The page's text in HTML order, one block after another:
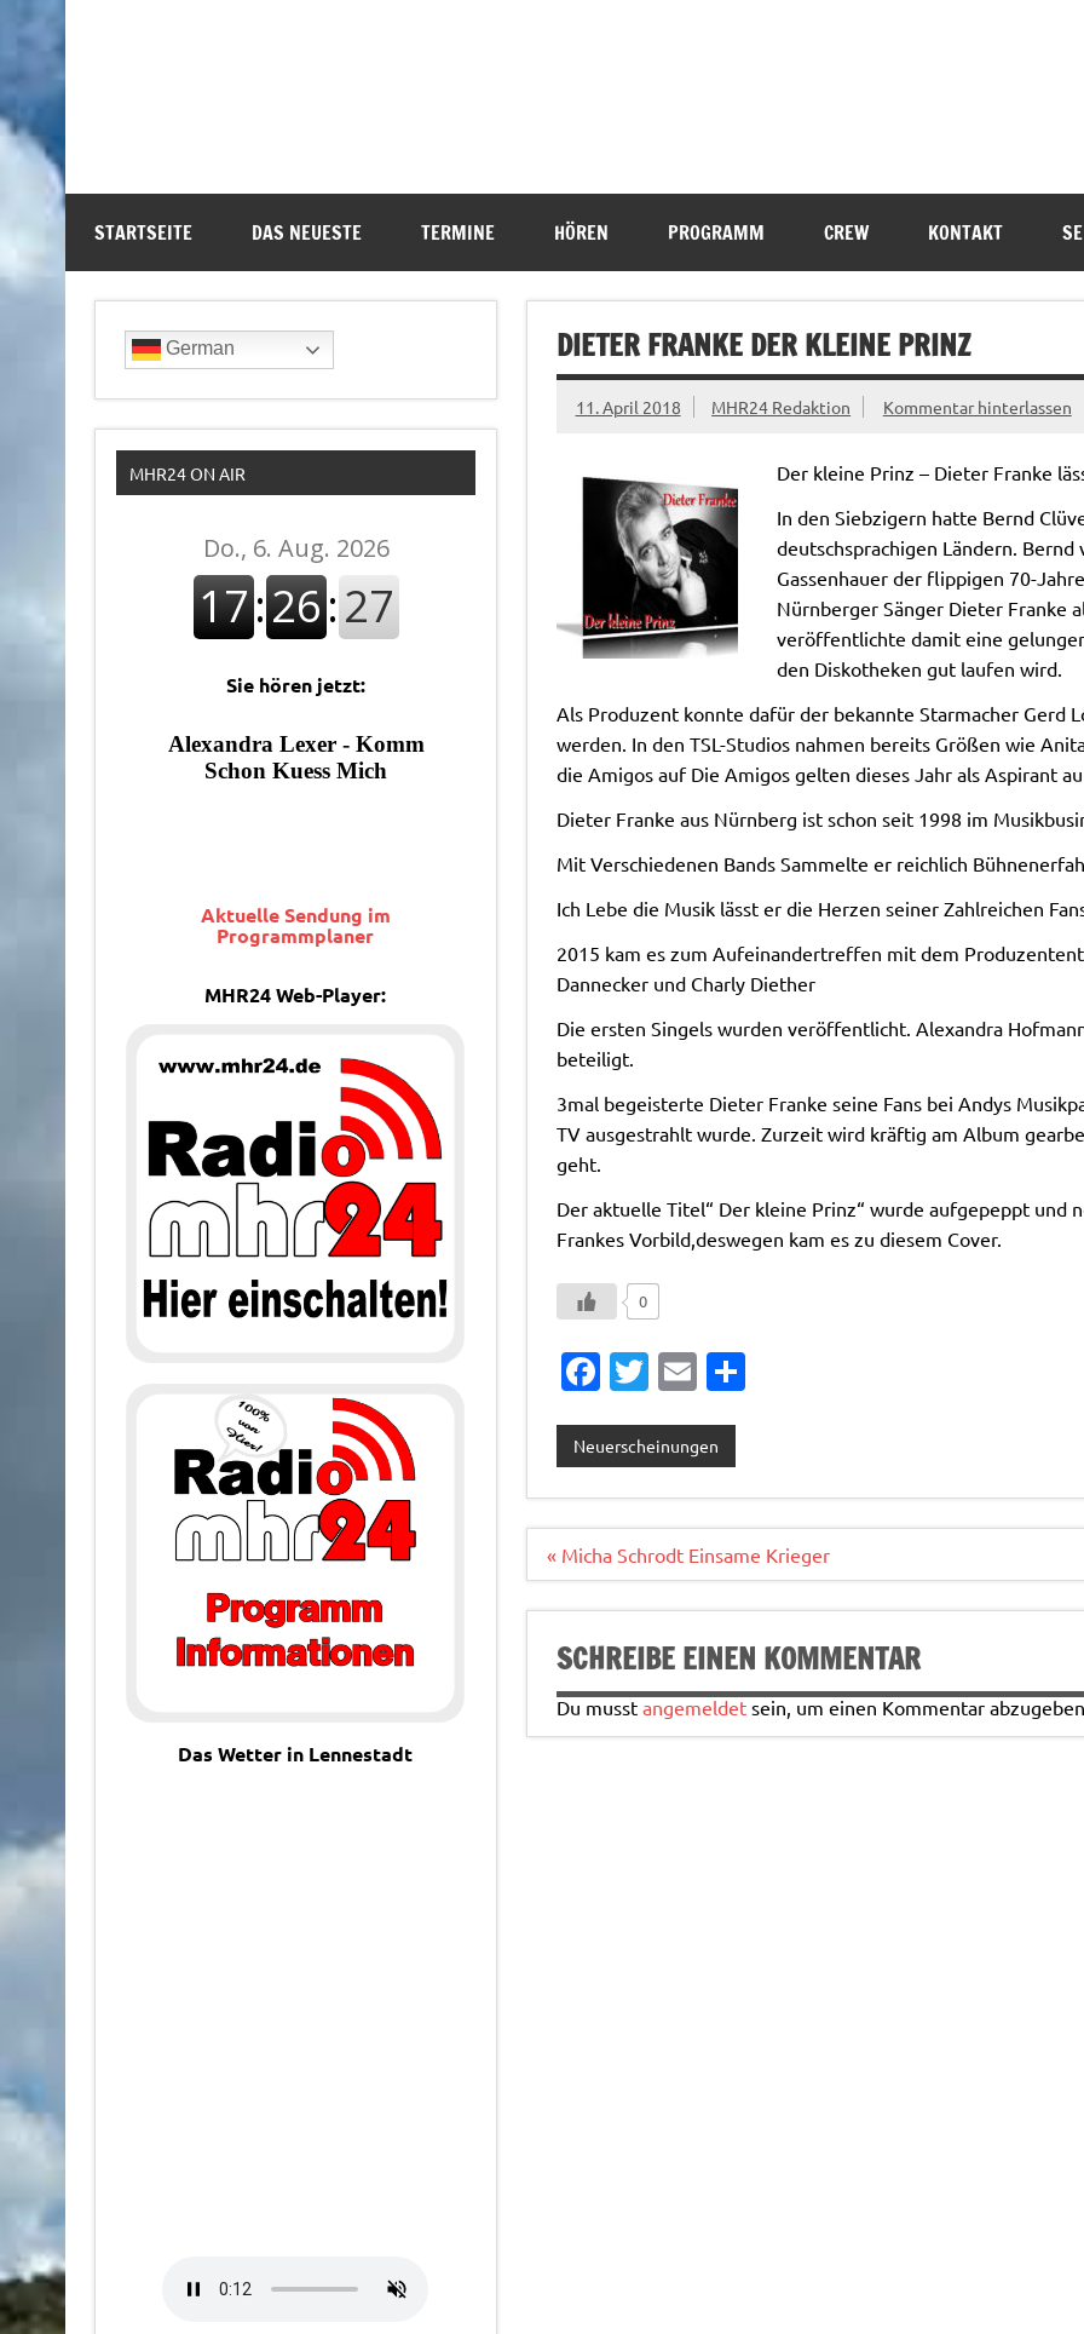
STARTSEITE DAS NEUESTE TERMINE HÖREN PROGRAMM CREW KONTAKT
DIETER FRANKE DER KLEINE PRINZ
11. April 2018 MHR24 Redaktion Kommentar hinterlassen
Der kleine Prinz – Dieter Franke
In den Siebzigern hatte Bernd
deutschsprachigen Ländern.
Gassenhauer der flippigen 70-
Nürnberger Sänger Dieter Franke
veröffentlichte damit eine
den Diskotheken gut laufen wird.
Als Produzent konnte dafür der bekannte Starmacher Gerd
werden. In den TSL-Studios nahmen bereits Größen wie
die Amigos auf Die Amigos gelten dieses Jahr als Aspirant
Dieter Franke aus Nürnberg ist schon seit 1998 im
Mit Verschiedenen Bands Sammelte er reichlich
Ich Lebe die Musik lässt er die Herzen seiner Zahlreichen
2015 kam es zum Aufeinandertreffen mit dem
Dannecker und Charly Diether
Die ersten Singels wurden veröffentlicht. Alexandra
beteiligt.
3mal begeisterte Dieter Franke seine Fans bei Andys
TV ausgestrahlt wurde. Zurzeit wird kräftig am Album
geht.
Der aktuelle Titel“ Der kleine Prinz“ wurde aufgepeppt und
Frankes Vorbild,deswegen kam es zu diesem Cover.
0
Fa
e
b
o
o
k
T
it
te
r
E
ai
l
T
n
Neuerscheinungen
Beitragsnavigation
« Micha Schrodt Einsame Krieger
SCHREIBE EINEN KOMMENTAR
Du musst angemeldetsein, um einen Kommentar
German
MHR24 ON AIR
Sie hören jetzt:
Aktuelle Sendung im
Programmplaner
MHR24 Web-Player:
Das Wetter in Lennestadt